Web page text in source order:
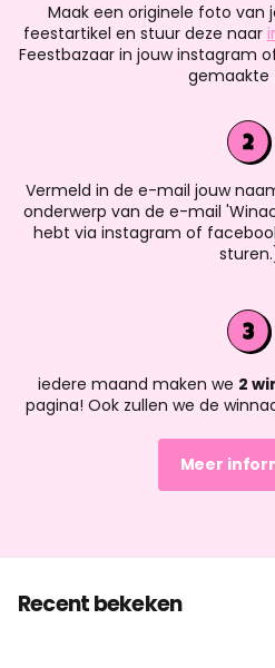
Maak een originele foto van
feestartikel en stuur deze naar
Feestbazaar in jouw instagram
gemaakte
Vermeld in de e-mail jouw
onderwerp van de e-mail
hebt via instagram of
iedere maand maken we 2
pagina! Ook zullen we de
Meer
Recent bekeken